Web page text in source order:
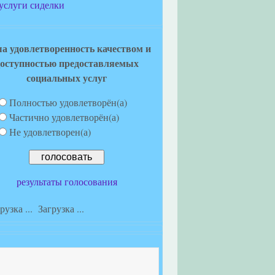
сиделки
удовлетворенность качеством и
предоставляемых
социальных услуг
Полностью удовлетворён(а)
Частично удовлетворён(а)
Не удовлетворен(а)
результаты голосования
Загрузка ...